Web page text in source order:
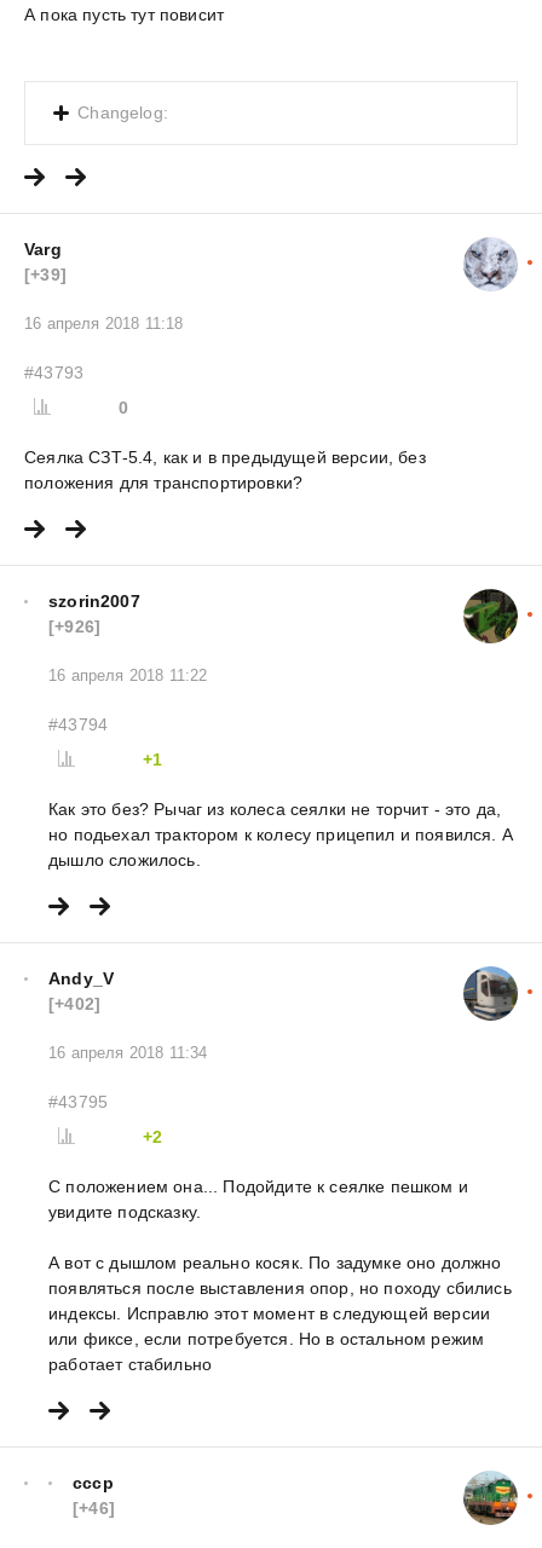
А пока пусть тут повисит
Changelog:
Varg
[+39]
16 апреля 2018 11:18
#43793
0
Сеялка СЗТ-5.4, как и в предыдущей версии, без
положения для транспортировки?
szorin2007
[+926]
16 апреля 2018 11:22
#43794
+1
Как это без? Рычаг из колеса сеялки не торчит - это да,
но подьехал трактором к колесу прицепил и появился. А
дышло сложилось.
Andy_V
[+402]
16 апреля 2018 11:34
#43795
+2
С положением она... Подойдите к сеялке пешком и
увидите подсказку.
А вот с дышлом реально косяк. По задумке оно должно
появляться после выставления опор, но походу сбились
индексы. Исправлю этот момент в следующей версии
или фиксе, если потребуется. Но в остальном режим
работает стабильно
ссср
[+46]